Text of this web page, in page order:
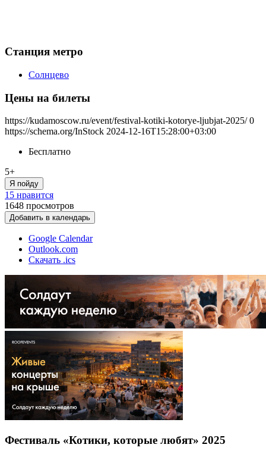
Станция метро
Солнцево
Цены на билеты
https://kudamoscow.ru/event/festival-kotiki-kotorye-ljubjat-2025/ 0
https://schema.org/InStock 2024-12-16T15:28:00+03:00
Бесплатно
5+
Я пойду
15 нравится
1648 просмотров
Добавить в календарь
Google Calendar
Outlook.com
Скачать .ics
Фестиваль «Котики, которые любят» 2025